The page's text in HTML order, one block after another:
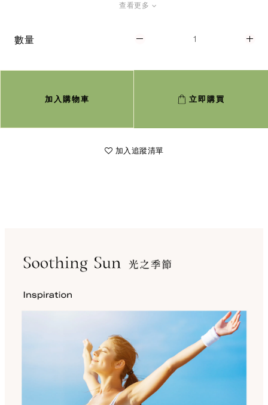
查看更多
數量
加入購物車 立即購買
加入追蹤清單